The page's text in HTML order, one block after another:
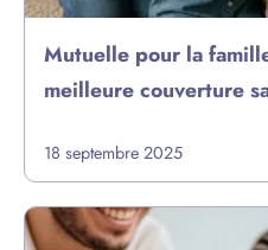
Mutuelle pour la
meilleure couverture
18 septembre 2025